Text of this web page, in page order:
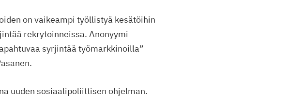
on vaikeampi työllistyä kesätöihin
rekrytoinneissa. Anonyymi
syrjintää työmarkkinoilla”
uuden sosiaalipoliittisen ohjelman.